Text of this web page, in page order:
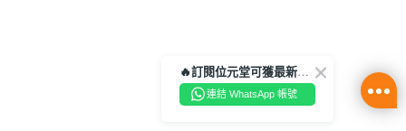
🔥訂閱位元堂可獲最新優惠及活動資訊🔥
連結 WhatsApp 帳號